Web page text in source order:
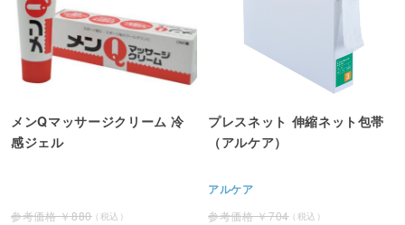
メンQマッサージクリーム 冷
感ジェル
880
プレスネット 伸縮ネット包帯
（アルケア）
アルケア
704